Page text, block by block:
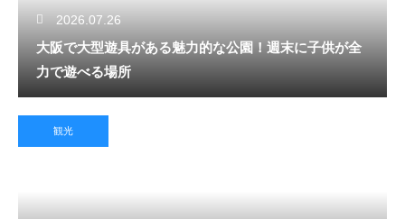
2026.07.26
大阪で大型遊具がある魅力的な公園！週末に子供が全
力で遊べる場所
観光